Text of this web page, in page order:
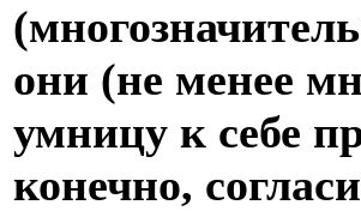
они (не менее
умницу к себе
конечно,